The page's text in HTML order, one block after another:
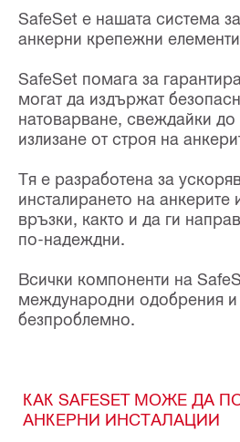
SafeSet е нашата система
анкерни крепежни елементи.
SafeSet помага за
могат да издържат
натоварване, свеждайки
излизане от строя на
Тя е разработена за
инсталирането на
връзки, както и да ги
по-надеждни.
Всички компоненти на
международни одобрения и
безпроблемно.
КАК SAFESET МОЖЕ ДА
АНКЕРНИ ИНСТАЛАЦИИ